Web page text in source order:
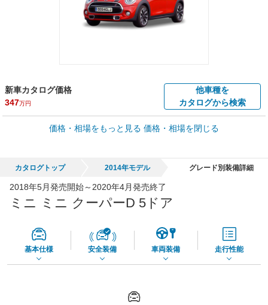
新車カタログ価格
347万円
他車種を
カタログから検索
車買取価格 *
車買取相場
65,050円
価格・相場をもっと見る 価格・相場を閉じる
カタログトップ 2014年モデル グレード別装備詳細
2018年5月発売開始～2020年4月発売終了
ミニ ミニ クーパーD 5ドア
基本仕様 安全装備 車両装備 走行性能